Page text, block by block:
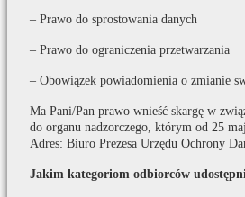
– Prawo do sprostowania danych
– Prawo do ograniczenia przetwarzania
– Obowiązek powiadomienia o zmianie
Ma Pani/Pan prawo wnieść skargę w
do organu nadzorczego, którym od 25
Adres: Biuro Prezesa Urzędu Ochrony
Jakim kategoriom odbiorców